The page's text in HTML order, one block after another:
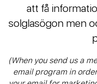
att få
solglasögon men
(When you send us a
email program in